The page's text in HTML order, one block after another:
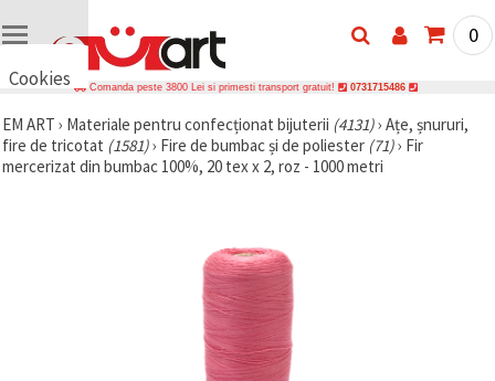
Cookies
vrem să vă
oferim
câteva
0
Comanda peste 3800 Lei si primesti transport gratuit! 0731715486
EM ART › Materiale pentru confecționat bijuterii (4131)› Ațe, șnururi,
fire de tricotat (1581)› Fire de bumbac și de poliester (71)› Fir
mercerizat din bumbac 100%, 20 tex x 2, roz - 1000 metri